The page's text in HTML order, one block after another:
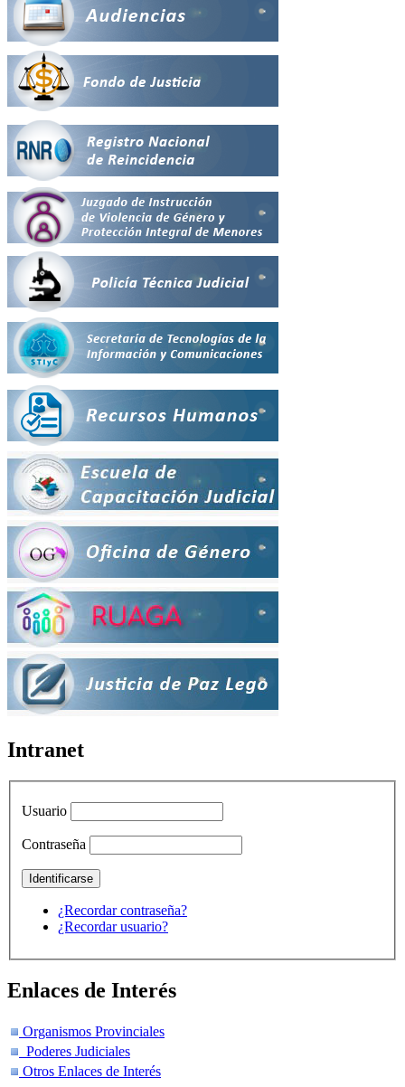
Intranet
Usuario
Contraseña
¿Recordar contraseña?
¿Recordar usuario?
Enlaces de Interés
Organismos Provinciales
Poderes Judiciales
Otros Enlaces de Interés